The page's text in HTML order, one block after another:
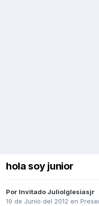
hola soy junior
Por Invitado JulioIglesiasjr
19 de Junio del 2012 en